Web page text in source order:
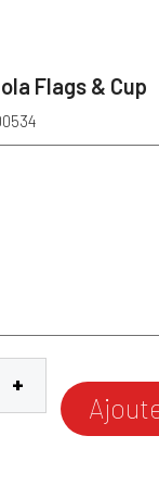
Flags & Cup